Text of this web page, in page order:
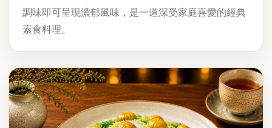
調味即可呈現濃郁風味，是一道深受家庭喜愛的經典
素食料理。